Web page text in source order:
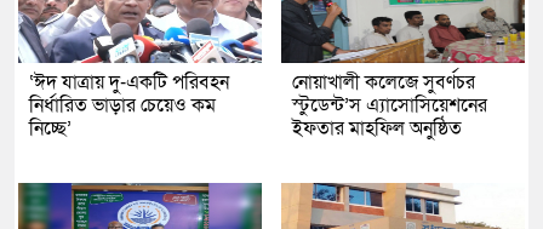
‘ঈদ যাত্রায় দু-একটি পরিবহন
নির্ধারিত ভাড়ার চেয়েও কম
নিচ্ছে’
নোয়াখালী কলেজে সুবর্ণচর
স্টুডেন্ট’স এ্যাসোসিয়েশনের
ইফতার মাহফিল অনুষ্ঠিত